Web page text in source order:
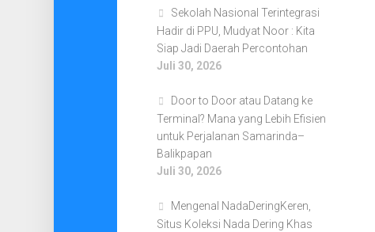
Sekolah Nasional Terintegrasi
Hadir di PPU, Mudyat Noor : Kita
Siap Jadi Daerah Percontohan
Juli 30, 2026
Door to Door atau Datang ke
Terminal? Mana yang Lebih Efisien
untuk Perjalanan Samarinda–
Balikpapan
Juli 30, 2026
Mengenal NadaDeringKeren,
Situs Koleksi Nada Dering Khas